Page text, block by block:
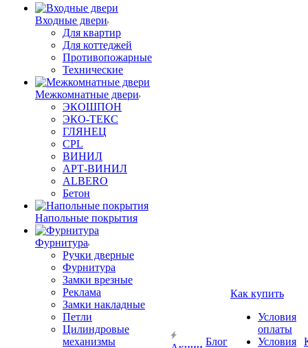
Входные двери
Для квартир
Для коттеджей
Противопожарные
Технические
Межкомнатные двери
ЭКОШПОН
ЭКО-ТЕКС
ГЛЯНЕЦ
CPL
ВИНИЛ
АРТ-ВИНИЛ
ALBERO
Бетон
Напольные покрытия
Фурнитура
Ручки дверные
Фурнитура
Замки врезные
Реклама
Замки накладные
Петли
Цилиндровые
механизмы
Блог
Как купить
Условия
оплаты
Условия